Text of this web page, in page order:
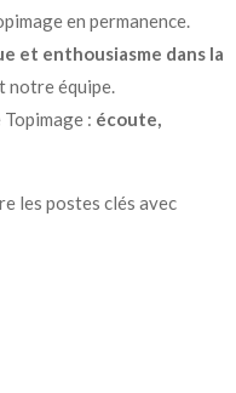
en permanence.
et enthousiasme dans la
notre équipe.
: écoute,
les postes clés avec